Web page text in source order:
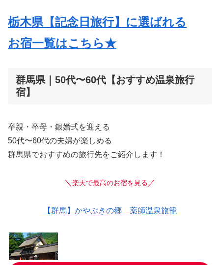
栃木県【記念日旅行】に選ばれる
お宿一覧はこちら★
群馬県｜50代〜60代【おすすめ温泉旅行
宿】
卒親・卒母・銀婚式を迎える
50代〜60代の夫婦が楽しめる
群馬県でおすすめの旅行先をご紹介します！
＼ 楽天で最高のお宿を見る ／
【群馬】かやぶきの郷 薬師温泉旅籠